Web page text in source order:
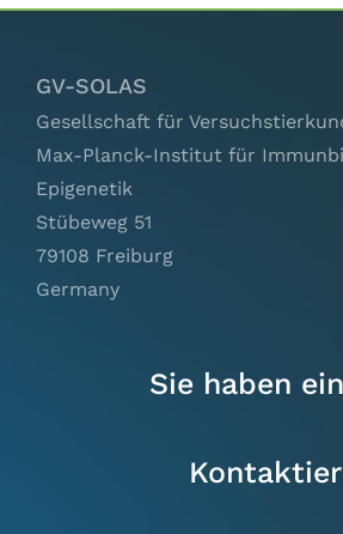
Ausschüsse
IGTP
Links
GV-SOLAS
Gesellschaft für
Max-Planck-Institut für
Epigenetik
Stübeweg 51
79108 Freiburg
Germany
Sie haben